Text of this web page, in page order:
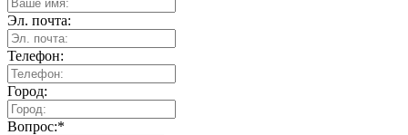
Эл. почта:
Телефон:
Город:
Вопрос:*